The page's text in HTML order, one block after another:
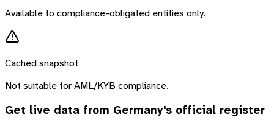
Available to compliance-obligated entities only.
Cached snapshot
Not suitable for AML/KYB compliance.
Get live data from Germany's official register